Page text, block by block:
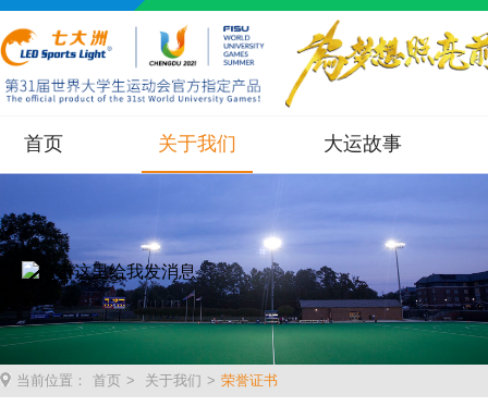
首页 关于我们 大运故事
当前位置： 首页 > 关于我们 > 荣誉证书